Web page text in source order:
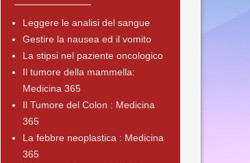
Leggere le analisi del sangue
Gestire la nausea ed il vomito
La stipsi nel paziente oncologico
Il tumore della mammella:
Medicina 365
Il Tumore del Colon : Medicina
365
La febbre neoplastica : Medicina
365